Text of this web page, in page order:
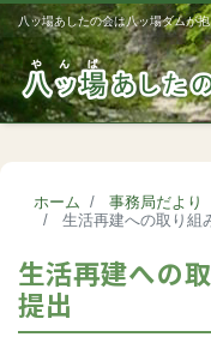
八ッ場あしたの会は八ッ場ダムが
ホーム
事務局だより
生活再建への取り組
生活再建への
提出